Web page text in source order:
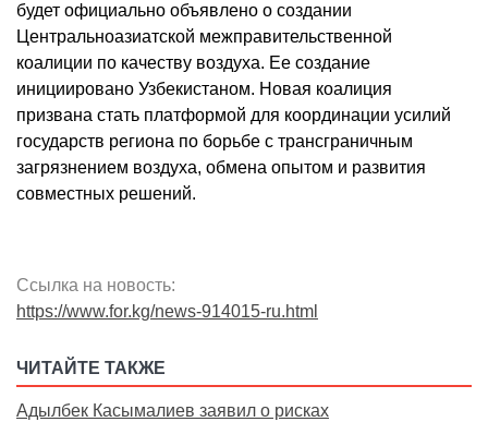
будет официально объявлено о создании
Центральноазиатской межправительственной
коалиции по качеству воздуха. Ее создание
инициировано Узбекистаном. Новая коалиция
призвана стать платформой для координации усилий
государств региона по борьбе с трансграничным
загрязнением воздуха, обмена опытом и развития
совместных решений.
Ссылка на новость:
https://www.for.kg/news-914015-ru.html
ЧИТАЙТЕ ТАКЖЕ
Адылбек Касымалиев заявил о рисках